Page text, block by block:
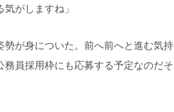
がしますね」
が身についた。前へ前へと進む気持
員採用枠にも応募する予定なのだそ